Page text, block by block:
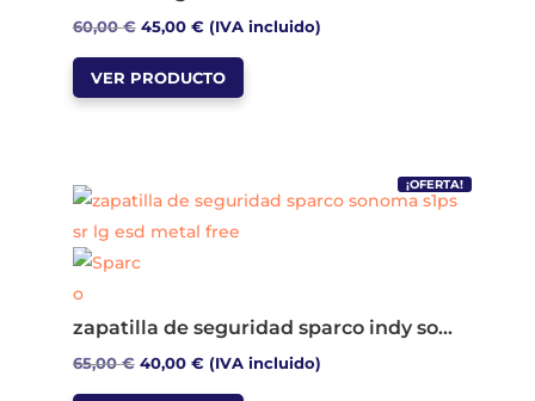
60,00€ El
precio
original
45,00 €El
precio
actual
(IVA incluido)
VER PRODUCTO
Este
Las
elegir
en
¡OFERTA!
zapatilla de seguridad sparco indy sonoma s1ps sr lg esd metal free
65,00€ El
precio
40,00 €El
precio
(IVA incluido)
Este